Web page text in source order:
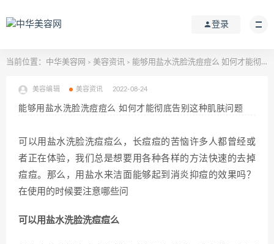
登录
当前位置： 中华美容网 > 美容资讯 > 能够用盐水洗脸洗痘痘么 如何才能彻底告别这种肌肤问题
美容编辑 美容资讯 2022-08-24
能够用盐水洗脸洗痘痘么 如何才能彻底告别这种肌肤问题
可以用盐水洗脸洗痘痘么，长痘痘的苦恼许多人都曾经或
者正在体验，我们总是想要用各种各样的方法快速的去掉
痘痘。那么，用盐水来洁面能够起到消炎抑痘的效果吗？
在使用的时候要注意哪些问
可以用盐水洗脸洗痘痘么